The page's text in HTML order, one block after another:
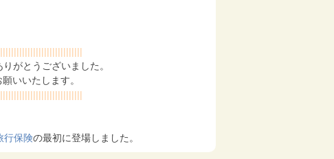
がとうございました。
いいたします。
保険の最初に登場しました。